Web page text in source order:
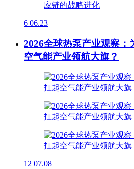
6 06.23
2026全球热泵产业观察：
空气能产业领航大旗？
12 07.08